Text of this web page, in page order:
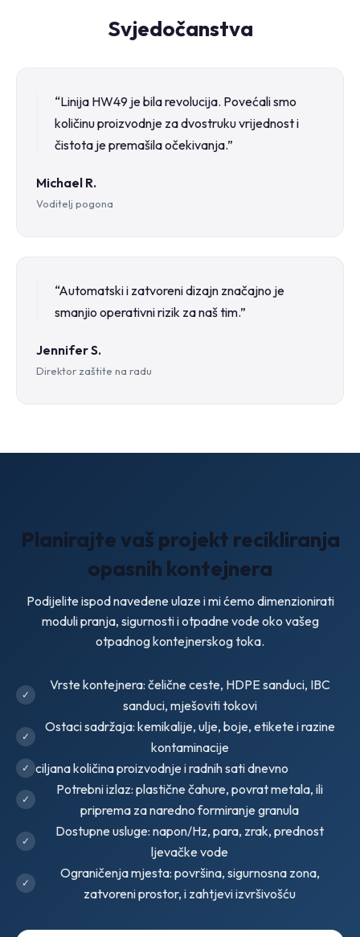
Svjedočanstva
“Linija HW49 je bila revolucija. Povećali smo
količinu proizvodnje za dvostruku vrijednost i
čistota je premašila očekivanja.”
Michael R.
Voditelj pogona
“Automatski i zatvoreni dizajn značajno je
smanjio operativni rizik za naš tim.”
Jennifer S.
Direktor zaštite na radu
Planirajte vaš projekt recikliranja
opasnih kontejnera
Podijelite ispod navedene ulaze i mi ćemo dimenzionirati
moduli pranja, sigurnosti i otpadne vode oko vašeg
otpadnog kontejnerskog toka.
Vrste kontejnera: čelične ceste, HDPE sanduci, IBC
sanduci, mješoviti tokovi
Ostaci sadržaja: kemikalije, ulje, boje, etikete i razine
kontaminacije
ciljana količina proizvodnje i radnih sati dnevno
Potrebni izlaz: plastične čahure, povrat metala, ili
priprema za naredno formiranje granula
Dostupne usluge: napon/Hz, para, zrak, prednost
ljevačke vode
Ograničenja mjesta: površina, sigurnosna zona,
zatvoreni prostor, i zahtjevi izvršivošću